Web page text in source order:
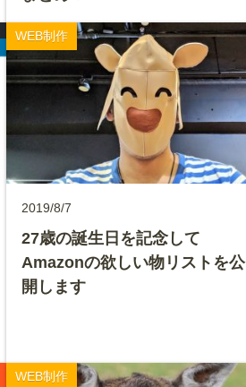
WEB制作
2019/8/7
27歳の誕生日を記念して
Amazonの欲しい物リストを公
開します
WEB制作